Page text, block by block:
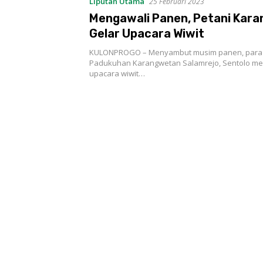
Mengawali Panen, Petani
Gelar Upacara Wiwit
KULONPROGO – Menyambut musim panen,
Padukuhan Karangwetan Salamrejo, Sentolo
upacara wiwit…